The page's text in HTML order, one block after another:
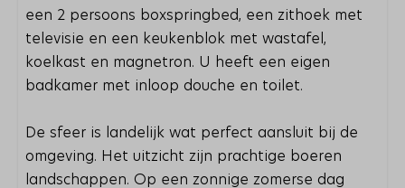
een 2 persoons boxspringbed, een zithoek met
televisie en een keukenblok met wastafel,
koelkast en magnetron. U heeft een eigen
badkamer met inloop douche en toilet.
De sfeer is landelijk wat perfect aansluit bij de
omgeving. Het uitzicht zijn prachtige boeren
landschappen. Op een zonnige zomerse dag